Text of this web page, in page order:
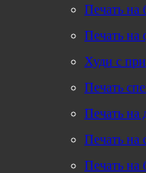
Печать на
Печать на
Худи с
Печать
Печать на
Печать на
Печать на